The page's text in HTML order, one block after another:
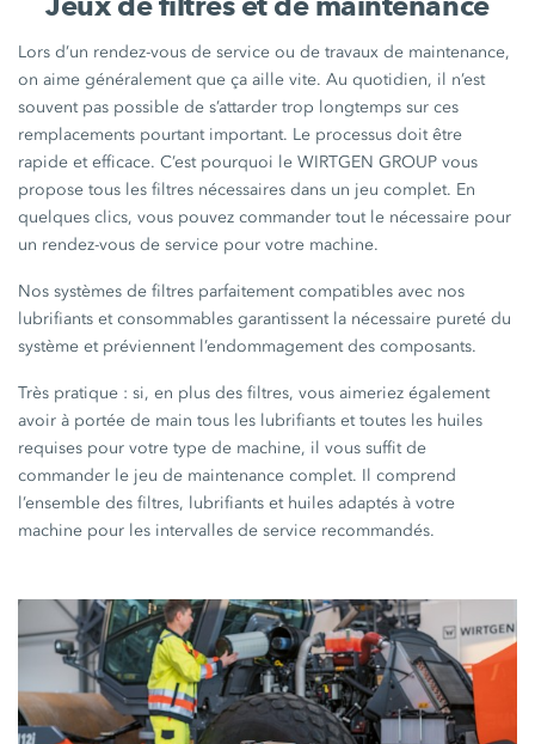
Lors d’un rendez-vous de service ou de travaux de maintenance,
on aime généralement que ça aille vite. Au quotidien, il n’est
souvent pas possible de s’attarder trop longtemps sur ces
remplacements pourtant important. Le processus doit être
rapide et efficace. C’est pourquoi le WIRTGEN GROUP vous
propose tous les filtres nécessaires dans un jeu complet. En
quelques clics, vous pouvez commander tout le nécessaire pour
un rendez-vous de service pour votre machine.
Nos systèmes de filtres parfaitement compatibles avec nos
lubrifiants et consommables garantissent la nécessaire pureté du
système et préviennent l’endommagement des composants.
Très pratique : si, en plus des filtres, vous aimeriez également
avoir à portée de main tous les lubrifiants et toutes les huiles
requises pour votre type de machine, il vous suffit de
commander le jeu de maintenance complet. Il comprend
l’ensemble des filtres, lubrifiants et huiles adaptés à votre
machine pour les intervalles de service recommandés.